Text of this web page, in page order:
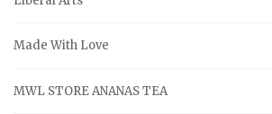
Made With Love
MWL STORE ANANAS TEA